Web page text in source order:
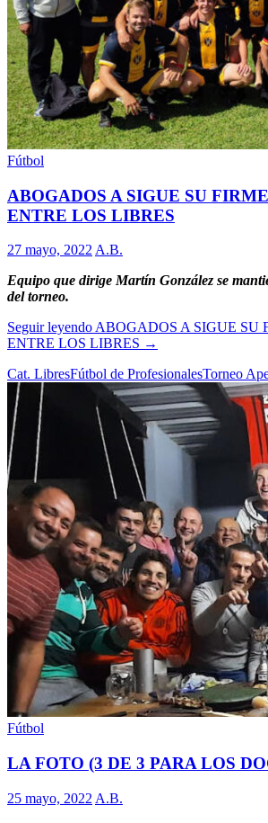
Fútbol
ABOGADOS A SIGUE SU
ENTRE LOS LIBRES
27 mayo, 2022 A.B.
Equipo que dirige Martín González se
del torneo.
Seguir leyendo ABOGADOS A SIGUE SU
ENTRE LOS LIBRES →
Cat. LibresFútbol de ProfesionalesTorneo
Fútbol
LA FOTO (3 DE 3 PARA LOS
25 mayo, 2022 A.B.